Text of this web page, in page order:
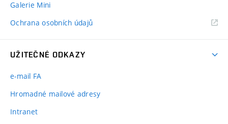
Galerie Mini
Ochrana osobních údajů
UŽITEČNÉ ODKAZY
e-mail FA
Hromadné mailové adresy
Intranet